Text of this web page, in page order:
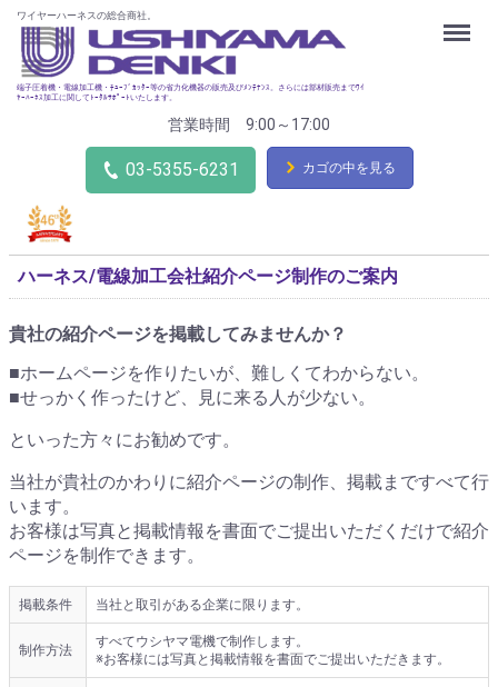
ワイヤーハーネスの総合商社。
端子圧着機・電線加工機・ﾁｭｰﾌﾞｶｯﾀｰ等の省力化機器の販売及びﾒﾝﾃﾅﾝｽ。さらには部材販売までﾜｲ
ﾔｰﾊｰﾈｽ加工に関してﾄｰﾀﾙｻﾎﾟｰﾄいたします。
営業時間 9:00～17:00
03-5355-6231 カゴの中を見る
Menu
ハーネス/電線加工会社紹介ページ制作のご案内
貴社の紹介ページを掲載してみませんか？
■ホームページを作りたいが、難しくてわからない。
■せっかく作ったけど、見に来る人が少ない。
といった方々にお勧めです。
当社が貴社のかわりに紹介ページの制作、掲載まですべて行
います。
お客様は写真と掲載情報を書面でご提出いただくだけで紹介
ページを制作できます。
掲載条件 当社と取引がある企業に限ります。
制作方法
すべてウシヤマ電機で制作します。
※お客様には写真と掲載情報を書面でご提出いただきます。